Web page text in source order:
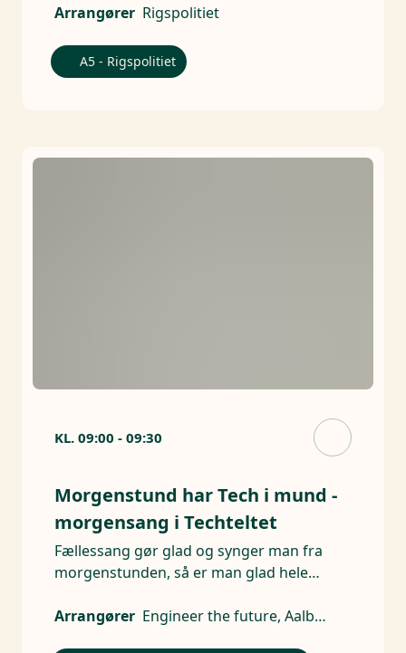
Arrangører Rigspolitiet
A5 - Rigspolitiet
KL. 09:00 - 09:30
Morgenstund har Tech i mund -
morgensang i Techteltet
Fællessang gør glad og synger man fra
morgenstunden, så er man glad hele
Arrangører
Engineer the future, Aalborg Universitet - AAU, Ingeniørforeningen, IDA, DTU, Syddansk Universitet, AU Technical Sciences